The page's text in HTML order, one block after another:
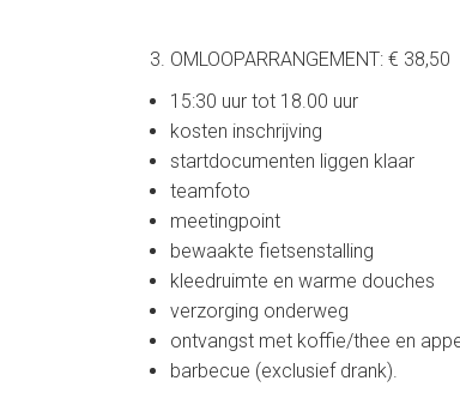
OMLOOPARRANGEMENT: € 38,50
15:30 uur tot 18.00 uur
kosten inschrijving
startdocumenten liggen klaar
teamfoto
meetingpoint
bewaakte fietsenstalling
kleedruimte en warme douches
verzorging onderweg
ontvangst met koffie/thee en
barbecue (exclusief drank).